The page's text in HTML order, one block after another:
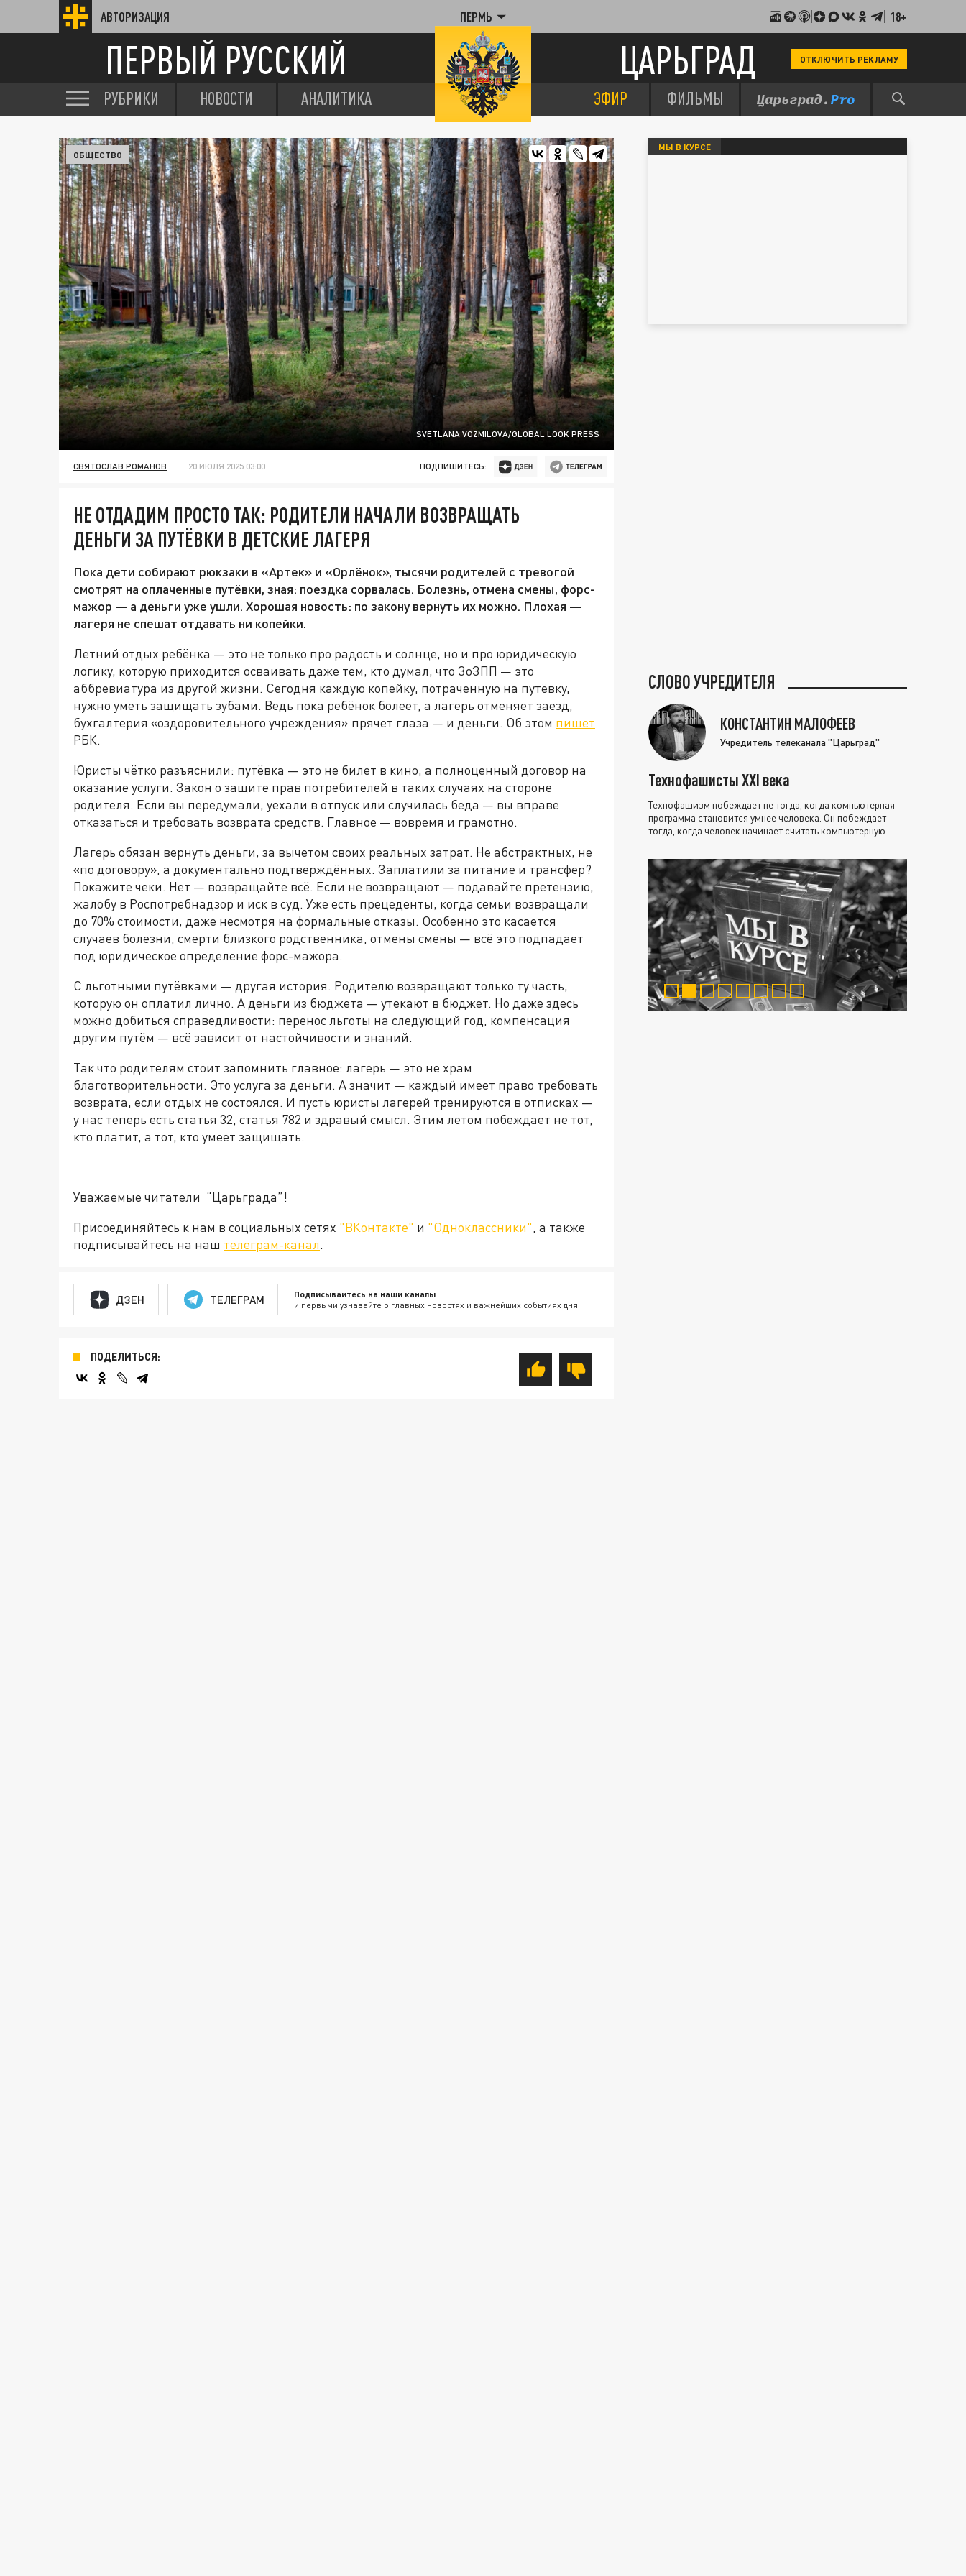
АВТОРИЗАЦИЯ ПЕРМЬ 18+
ПЕРВЫЙ РУССКИЙ ЦАРЬГРАД ОТКЛЮЧИТЬ РЕКЛАМУ
РУБРИКИ НОВОСТИ АНАЛИТИКА ЭФИР ФИЛЬМЫ
SVETLANA VOZMILOVA/GLOBAL LOOK PRESS
ОБЩЕСТВО
СВЯТОСЛАВ РОМАНОВ 20 ИЮЛЯ 2025 03:00 ПОДПИШИТЕСЬ:
НЕ ОТДАДИМ ПРОСТО ТАК: РОДИТЕЛИ НАЧАЛИ ВОЗВРАЩАТЬ
ДЕНЬГИ ЗА ПУТЁВКИ В ДЕТСКИЕ ЛАГЕРЯ
Пока дети собирают рюкзаки в «Артек» и «Орлёнок», тысячи родителей с тревогой
смотрят на оплаченные путёвки, зная: поездка сорвалась. Болезнь, отмена смены, форс-
мажор — а деньги уже ушли. Хорошая новость: по закону вернуть их можно. Плохая —
лагеря не спешат отдавать ни копейки.
Летний отдых ребёнка — это не только про радость и солнце, но и про юридическую
логику, которую приходится осваивать даже тем, кто думал, что ЗоЗПП — это
аббревиатура из другой жизни. Сегодня каждую копейку, потраченную на путёвку,
нужно уметь защищать зубами. Ведь пока ребёнок болеет, а лагерь отменяет заезд,
бухгалтерия «оздоровительного учреждения» прячет глаза — и деньги. Об этом пишет
РБК.
Юристы чётко разъяснили: путёвка — это не билет в кино, а полноценный договор на
оказание услуги. Закон о защите прав потребителей в таких случаях на стороне
родителя. Если вы передумали, уехали в отпуск или случилась беда — вы вправе
отказаться и требовать возврата средств. Главное — вовремя и грамотно.
Лагерь обязан вернуть деньги, за вычетом своих реальных затрат. Не абстрактных, не
«по договору», а документально подтверждённых. Заплатили за питание и трансфер?
Покажите чеки. Нет — возвращайте всё. Если не возвращают — подавайте претензию,
жалобу в Роспотребнадзор и иск в суд. Уже есть прецеденты, когда семьи возвращали
до 70% стоимости, даже несмотря на формальные отказы. Особенно это касается
случаев болезни, смерти близкого родственника, отмены смены — всё это подпадает
под юридическое определение форс-мажора.
С льготными путёвками — другая история. Родителю возвращают только ту часть,
которую он оплатил лично. А деньги из бюджета — утекают в бюджет. Но даже здесь
можно добиться справедливости: перенос льготы на следующий год, компенсация
другим путём — всё зависит от настойчивости и знаний.
Так что родителям стоит запомнить главное: лагерь — это не храм
благотворительности. Это услуга за деньги. А значит — каждый имеет право требовать
возврата, если отдых не состоялся. И пусть юристы лагерей тренируются в отписках —
у нас теперь есть статья 32, статья 782 и здравый смысл. Этим летом побеждает не тот,
кто платит, а тот, кто умеет защищать.
Уважаемые читатели “Царьграда”!
Присоединяйтесь к нам в социальных сетях "ВКонтакте" и "Одноклассники", а также
подписывайтесь на наш телеграм-канал.
ДЗЕН ТЕЛЕГРАМ Подписывайтесь на наши каналы
и первыми узнавайте о главных новостях и важнейших событиях дня.
ПОДЕЛИТЬСЯ:
МЫ В КУРСЕ
СЛОВО УЧРЕДИТЕЛЯ
КОНСТАНТИН МАЛОФЕЕВ
Учредитель телеканала "Царьград"
Технофашисты XXI века
Технофашизм побеждает не тогда, когда компьютерная
программа становится умнее человека. Он побеждает
тогда, когда человек начинает считать компьютерную